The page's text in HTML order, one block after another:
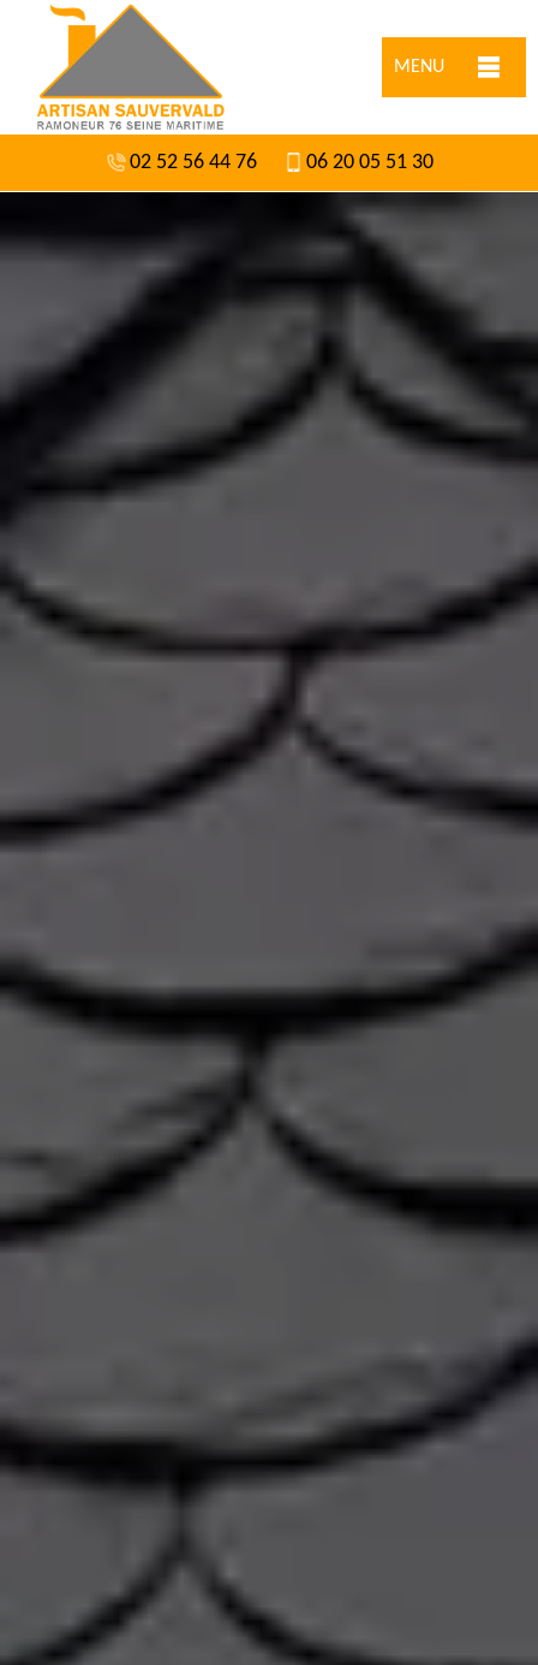
MENU
02 52 56 44 76 06 20 05 51 30